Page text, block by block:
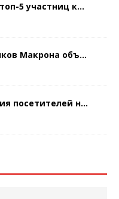
5 участниц к...
Макрона объ...
посетителей н...